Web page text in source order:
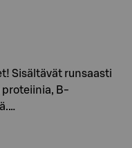
Sisältävät runsaasti
proteiinia, B-